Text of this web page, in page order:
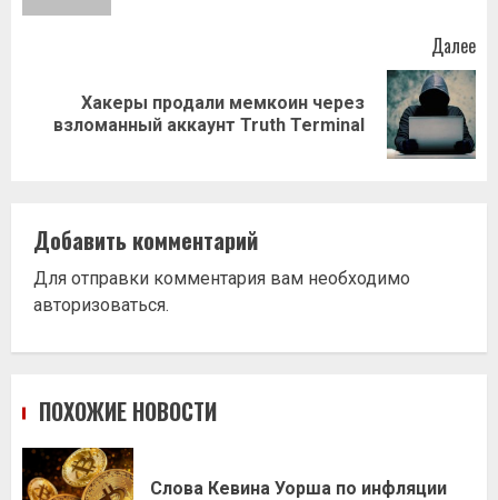
Далее
Следующая
запись:
Хакеры продали мемкоин через
взломанный аккаунт Truth Terminal
Добавить комментарий
Для отправки комментария вам необходимо
авторизоваться.
ПОХОЖИЕ НОВОСТИ
Слова Кевина Уорша по инфляции